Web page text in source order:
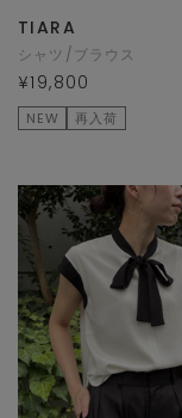
TIARA
シャツ/ブラウス
¥19,800
NEW 再入荷